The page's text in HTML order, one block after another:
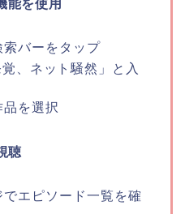
能を使用
索バーをタップ
覚、ネット騒然 」
と入
を選択
聴
でエピソード一覧を確